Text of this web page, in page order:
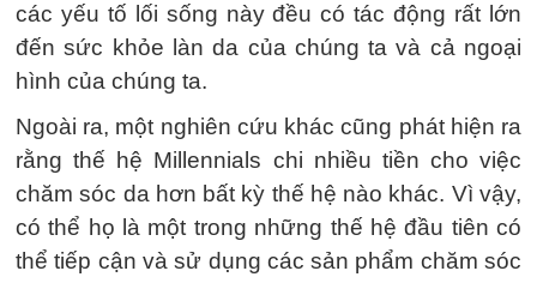
các yếu tố lối sống này đều có tác động rất lớn
đến sức khỏe làn da của chúng ta và cả ngoại
hình của chúng ta.
Ngoài ra, một nghiên cứu khác cũng phát hiện ra
rằng thế hệ Millennials chi nhiều tiền cho việc
chăm sóc da hơn bất kỳ thế hệ nào khác. Vì vậy,
có thể họ là một trong những thế hệ đầu tiên có
thể tiếp cận và sử dụng các sản phẩm chăm sóc